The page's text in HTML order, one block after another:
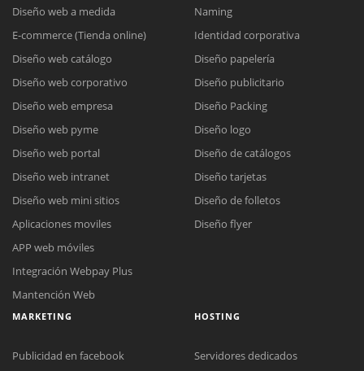
Diseño web a medida
E-commerce (Tienda online)
Diseño web catálogo
Diseño web corporativo
Diseño web empresa
Diseño web pyme
Diseño web portal
Diseño web intranet
Diseño web mini sitios
Aplicaciones moviles
APP web móviles
Integración Webpay Plus
Mantención Web
Naming
Identidad corporativa
Diseño papelería
Diseño publicitario
Diseño Packing
Diseño logo
Diseño de catálogos
Diseño tarjetas
Diseño de folletos
Diseño flyer
MARKETING
Publicidad en facebook
HOSTING
Servidores dedicados